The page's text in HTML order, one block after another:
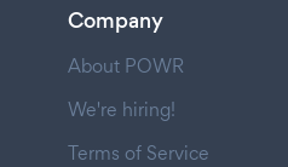
Company
About POWR
We're hiring!
Terms of Service